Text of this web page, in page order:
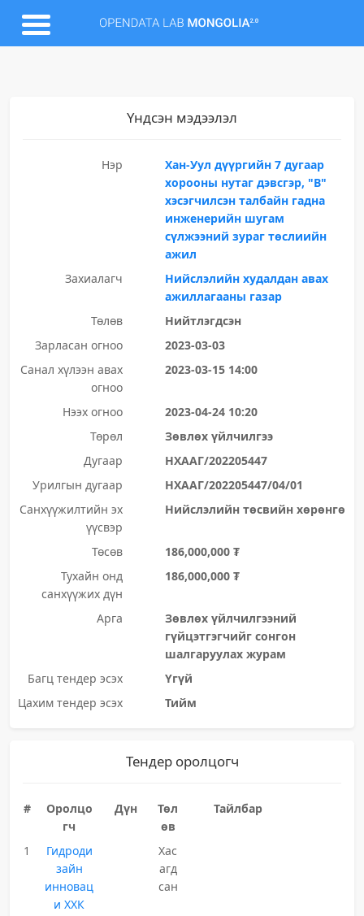
Үндсэн мэдээлэл
Нэр
Хан-Уул дүүргийн 7 дугаар
хорооны нутаг дэвсгэр, "В"
хэсэгчилсэн талбайн гадна
инженерийн шугам
сүлжээний зураг төслиийн
ажил
Захиалагч
Нийслэлийн худалдан авах
ажиллагааны газар
Төлөв
Нийтлэгдсэн
Зарласан огноо
2023-03-03
Санал хүлээн авах
огноо
2023-03-15 14:00
Нээх огноо
2023-04-24 10:20
Төрөл
Зөвлөх үйлчилгээ
Дугаар
НХААГ/202205447
Урилгын дугаар
НХААГ/202205447/04/01
Санхүүжилтийн эх
үүсвэр
Нийслэлийн төсвийн хөрөнгө
Төсөв
186,000,000 ₮
Тухайн онд
санхүүжих дүн
186,000,000 ₮
Арга
Зөвлөх үйлчилгээний
гүйцэтгэгчийг сонгон
шалгаруулах журам
Багц тендер эсэх
Үгүй
Цахим тендер эсэх
Тийм
Тендер оролцогч
#
Оролцо
гч
Дүн
Төл
өв
Тайлбар
1
Гидроди
зайн
инновац
и ХХК
Хас
агд
сан